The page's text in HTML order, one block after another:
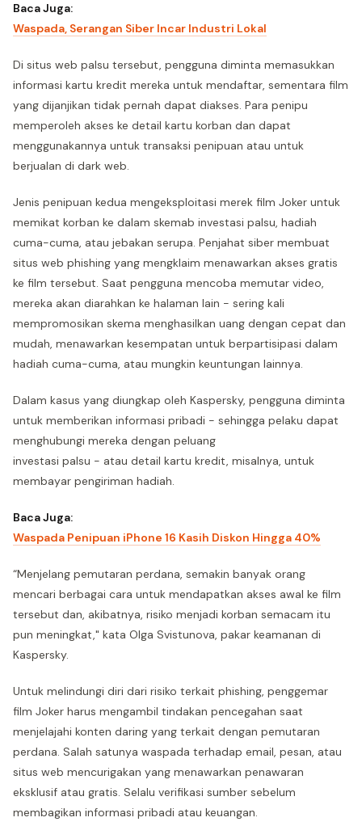
Baca Juga:
Waspada, Serangan Siber Incar Industri Lokal
Di situs web palsu tersebut, pengguna diminta memasukkan
informasi kartu kredit mereka untuk mendaftar, sementara film
yang dijanjikan tidak pernah dapat diakses. Para penipu
memperoleh akses ke detail kartu korban dan dapat
menggunakannya untuk transaksi penipuan atau untuk
berjualan di dark web.
Jenis penipuan kedua mengeksploitasi merek film Joker untuk
memikat korban ke dalam skemab investasi palsu, hadiah
cuma-cuma, atau jebakan serupa. Penjahat siber membuat
situs web phishing yang mengklaim menawarkan akses gratis
ke film tersebut. Saat pengguna mencoba memutar video,
mereka akan diarahkan ke halaman lain - sering kali
mempromosikan skema menghasilkan uang dengan cepat dan
mudah, menawarkan kesempatan untuk berpartisipasi dalam
hadiah cuma-cuma, atau mungkin keuntungan lainnya.
Dalam kasus yang diungkap oleh Kaspersky, pengguna diminta
untuk memberikan informasi pribadi - sehingga pelaku dapat
menghubungi mereka dengan peluang
investasi palsu - atau detail kartu kredit, misalnya, untuk
membayar pengiriman hadiah.
Baca Juga:
Waspada Penipuan iPhone 16 Kasih Diskon Hingga 40%
“Menjelang pemutaran perdana, semakin banyak orang
mencari berbagai cara untuk mendapatkan akses awal ke film
tersebut dan, akibatnya, risiko menjadi korban semacam itu
pun meningkat," kata Olga Svistunova, pakar keamanan di
Kaspersky.
Untuk melindungi diri dari risiko terkait phishing, penggemar
film Joker harus mengambil tindakan pencegahan saat
menjelajahi konten daring yang terkait dengan pemutaran
perdana. Salah satunya waspada terhadap email, pesan, atau
situs web mencurigakan yang menawarkan penawaran
eksklusif atau gratis. Selalu verifikasi sumber sebelum
membagikan informasi pribadi atau keuangan.